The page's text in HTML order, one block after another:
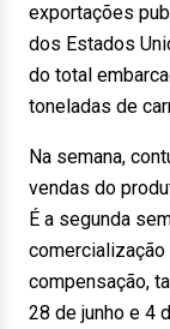
exportações
dos Estados
do total
toneladas de
Na semana,
vendas do
É a segunda
comercialização
compensação,
28 de junho e 4